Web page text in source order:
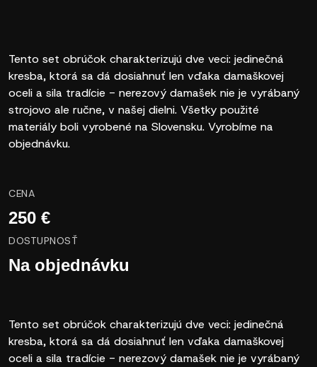
Tento set obrúčok charakterizujú dve veci: jedinečná
kresba, ktorá sa dá dosiahnuť len vďaka damaškovej
oceli a sila tradície - nerezový damašek nie je vyrábaný
strojovo ale ručne, v našej dielni. Všetky použité
materiály boli vyrobené na Slovensku. Vyrobíme na
objednávku.
CENA
250 €
DOSTUPNOSŤ
Na objednávku
Tento set obrúčok charakterizujú dve veci: jedinečná
kresba, ktorá sa dá dosiahnuť len vďaka damaškovej
oceli a sila tradície - nerezový damašek nie je vyrábaný